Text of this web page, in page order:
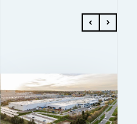
BUDOVA 2
20 941 M
2